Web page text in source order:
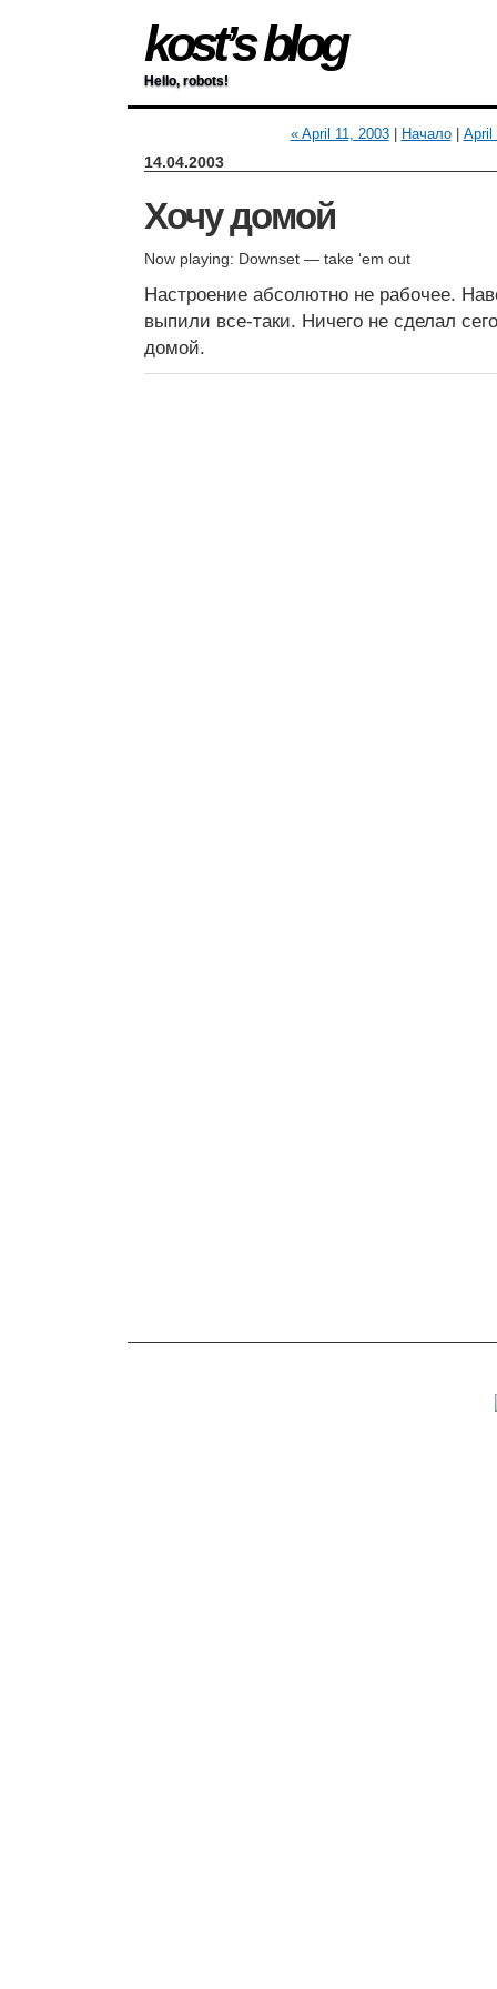
kost’s blog
Hello, robots!
« April 11, 2003| Начало| April
14.04.2003
Хочу домой
Now playing: Downset — take ‘em out
Настроение абсолютно не рабочее.
выпили все-таки. Ничего не сделал
домой.